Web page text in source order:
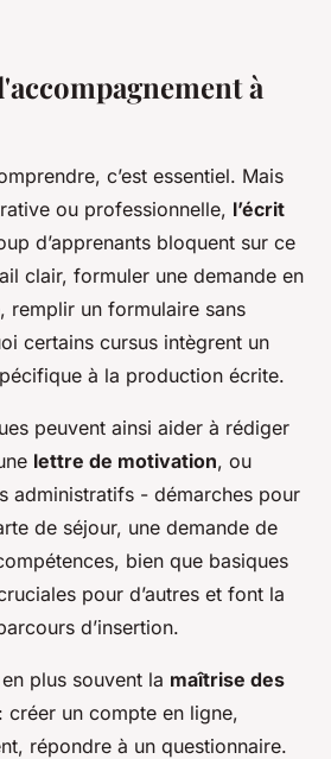
à
c’est essentiel. Mais
ou professionnelle, l’écrit
d’apprenants bloquent sur ce
clair, formuler une demande en
remplir un formulaire sans
certains cursus intègrent un
à la production écrite.
peuvent ainsi aider à rédiger
lettre de motivation, ou
administratifs - démarches pour
de séjour, une demande de
bien que basiques
pour d’autres et font la
d’insertion.
plus souvent la maîtrise des
: créer un compte en ligne,
répondre à un questionnaire.